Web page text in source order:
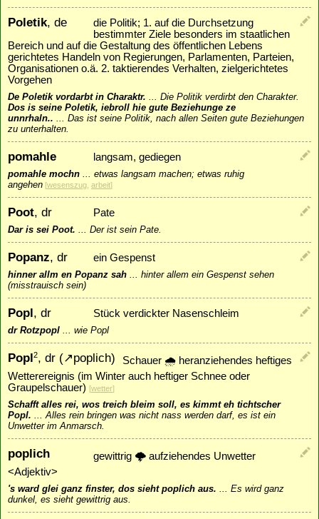
Poletik, de
die Politik; 1. auf die Durchsetzung
bestimmter Ziele besonders im staatlichen
Bereich und auf die Gestaltung des öffentlichen Lebens
gerichtetes Handeln von Regierungen, Parlamenten, Parteien,
Organisationen o.ä. 2. taktierendes Verhalten, zielgerichtetes
Vorgehen
De Poletik vordarbt in Charaktr. ... Die Politik verdirbt den Charakter.
Dos is seine Poletik, iebroll hie gute Beziehunge ze
unnrhaln.. ... Das ist seine Politik, nach allen Seiten gute Beziehungen
zu unterhalten.
pomahle langsam, gediegen
pomahle mochn ... etwas langsam machen; etwas ruhig
angehen [wesenszug arbeit]
Poot, dr Pate
Dar is sei Poot. ... Der ist sein Pate.
Popanz, dr ein Gespenst
hinner allm en Popanz sah ... hinter allem ein Gespenst sehen
(misstrauisch sein)
Popl, dr Stück verdickter Nasenschleim
dr Rotzpopl ... wie Popl
Popl2, dr (↗poplich)
Schauer 🌧 heranziehendes heftiges
Wetterereignis (im Winter auch heftiger Schnee oder
Graupelschauer) [wetter]
Schafft alles rei, wos treich bleim soll, es kimmt eh tichtscher
Popl. ...Alles rein bringen was nicht nass werden darf, es ist ein
Unwetter im Anmarsch.
poplich
gewittrig 🌩 aufziehendes Unwetter
<Adjektiv>
's ward glei ganz finster, dos sieht poplich aus. ... Es wird ganz
dunkel, es sieht gewittrig aus.